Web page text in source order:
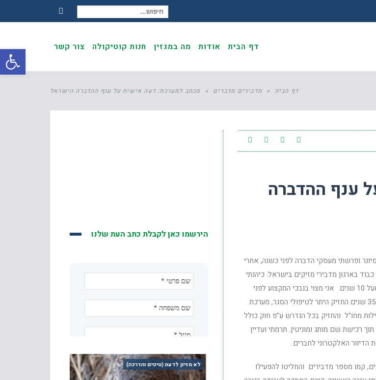
חיפוש עבור:
Facebook
דף הבית אודות מה במגזין חנות קוטיקולה צור קשר
דף הבית » מדבירים מדברים » מכתב למערכת: דעה אישית על ענף ההדברה הישראל
ענף ההדברה
ופרשתי מעסקי הדברה לפני כשנה, אחרי
בארגון מדבירי מזיקים בישראל. כיהנתי
כחבר כנציג ציבור (המדבירים) בועדה לענייני הדברה של משרד להגה"ס מעל 10 שנים. אני מצוי בנבכי המקצוע לפני
ולפנים, בעל היתר בתוקף מס. 79 כולל היתר איוד, העסק שניהלתי במשך 35 שנים החזיק היתר לטיפולי הסגר, מערכת
מובילות מחו"ל והחזיק בכל הנדרש ע"פ חוק כולל
רכישת שם מותג ומוניטין. תרמתי ועדיין
הדיוור האלקטרוני לחברים.
של כמה שנים, קמו מספר מדבירים והחליטו להפעילו
הירשמו כאן לקבלת כתב העת שלנו
לא מזיק לדעת (טיפים והדרכה)